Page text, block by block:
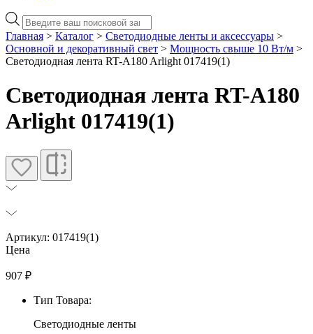
Поиск
товаров
Главная > Каталог > Светодиодные ленты и аксессуары >
Основной и декоративный свет > Мощность свыше 10 Вт/м >
Светодиодная лента RT-A180 Arlight 017419(1)
Светодиодная лента RT-A180
Arlight 017419(1)
Артикул: 017419(1)
Цена
907 ₽
Тип Товара:
Светодиодные ленты